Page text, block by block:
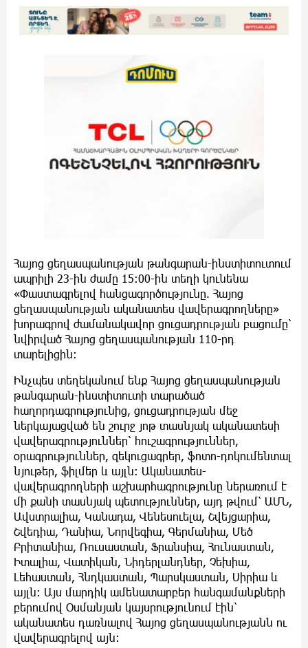
Հայոց ցեղասպանության թանգարան-ինստիտուտում
ապրիլի 23-ին ժամը 15:00-ին տեղի կունենա
«Փաստագրելով հանցագործությունը. Հայոց
ցեղասպանության ականատես վավերագրողները»
խորագրով ժամանակավոր ցուցադրության բացումը՝
նվիրված Հայոց ցեղասպանության 110-րդ
տարելիցին:
Ինչպես տեղեկանում ենք Հայոց ցեղասպանության
թանգարան-ինստիտուտի տարածած
հաղորդագրությունից, ցուցադրության մեջ
ներկայացված են շուրջ յոթ տասնյակ ականատեսի
վավերագրություններ՝ հուշագրություններ,
օրագրություններ, զեկուցագրեր, ֆոտո-դոկումենտալ
նյութեր, ֆիլմեր և այլն: Ականատես-
վավերագրողների աշխարհագրությունը ներառում է
մի քանի տասնյակ պետություններ, այդ թվում՝ ԱՄՆ,
Ավստրալիա, Կանադա, Վենեսուելա, Շվեյցարիա,
Շվեդիա, Դանիա, Նորվեգիա, Գերմանիա, Մեծ
Բրիտանիա, Ռուսաստան, Ֆրանսիա, Հունաստան,
Իտալիա, Վատիկան, Նիդերլանդներ, Չեխիա,
Լեհաստան, Հնդկաստան, Պարսկաստան, Սիրիա և
այլն: Այս մարդիկ ամենատարբեր հանգամանքների
բերումով Օսմանյան կայսրությունում էին՝
ականատես դառնալով Հայոց ցեղասպանությանն ու
վավերագրելով այն: